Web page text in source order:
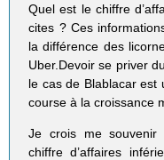
Quel est le chiffre
cites ? Ces
la différence des
Uber.Devoir se priver
le cas de Blablacar est
course à la croissance
Je crois me
chiffre d’affaires